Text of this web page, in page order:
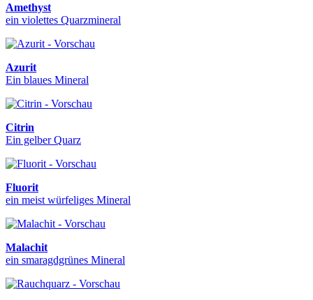
Amethyst
ein violettes Quarzmineral
Azurit
Ein blaues Mineral
Citrin
Ein gelber Quarz
Fluorit
ein meist würfeliges Mineral
Malachit
ein smaragdgrünes Mineral